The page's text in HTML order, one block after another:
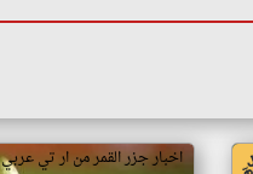
اخبار جزر القمر من ار تي عربي